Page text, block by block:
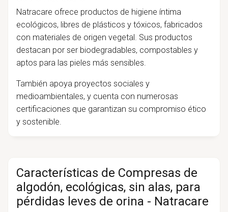
Natracare ofrece productos de higiene íntima
ecológicos, libres de plásticos y tóxicos, fabricados
con materiales de origen vegetal. Sus productos
destacan por ser biodegradables, compostables y
aptos para las pieles más sensibles.
También apoya proyectos sociales y
medioambientales, y cuenta con numerosas
certificaciones que garantizan su compromiso ético
y sostenible.
Características de Compresas de
algodón, ecológicas, sin alas, para
pérdidas leves de orina - Natracare